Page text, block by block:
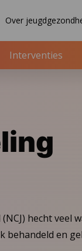
Over
Interventies
hecht veel
behandeld en